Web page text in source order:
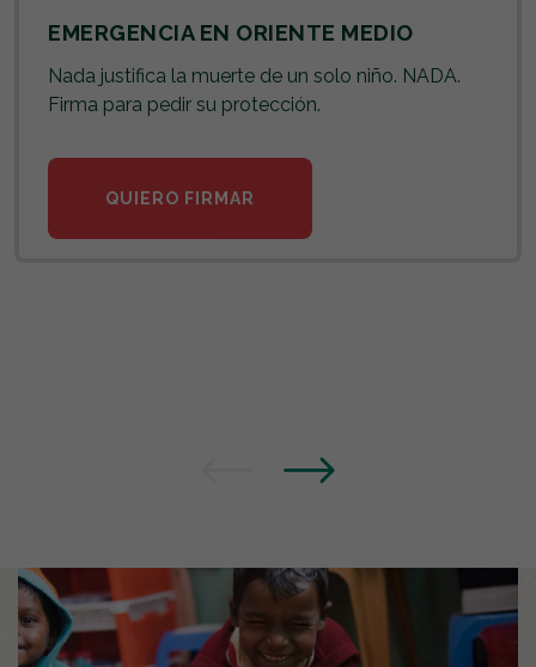
EMERGENCIA EN ORIENTE MEDIO
Nada justifica la muerte de un solo niño. NADA.
Firma para pedir su protección.
QUIERO FIRMAR